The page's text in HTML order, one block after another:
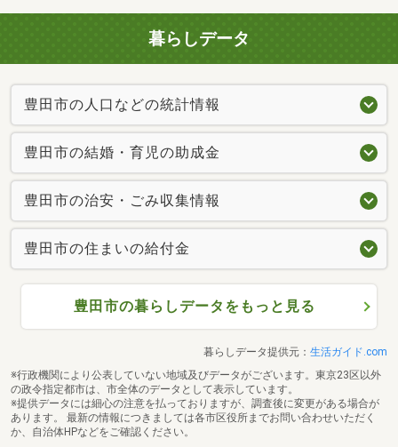
暮らしデータ
豊田市の人口などの統計情報
豊田市の結婚・育児の助成金
豊田市の治安・ごみ収集情報
豊田市の住まいの給付金
豊田市の暮らしデータをもっと見る
暮らしデータ提供元： 生活ガイド.com
※行政機関により公表していない地域及びデータがございます。東京23区以外
の政令指定都市は、市全体のデータとして表示しています。
※提供データには細心の注意を払っておりますが、調査後に変更がある場合が
あります。 最新の情報につきましては各市区役所までお問い合わせいただく
か、自治体HPなどをご確認ください。